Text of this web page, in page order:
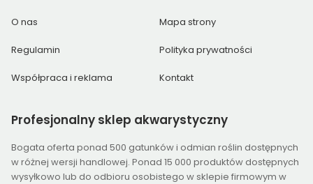
O nas Mapa strony
Regulamin Polityka prywatności
Współpraca i reklama Kontakt
Profesjonalny sklep akwarystyczny
Bogata oferta ponad 500 gatunków i odmian roślin dostępnych
w różnej wersji handlowej. Ponad 15 000 produktów dostępnych
wysyłkowo lub do odbioru osobistego w sklepie firmowym w